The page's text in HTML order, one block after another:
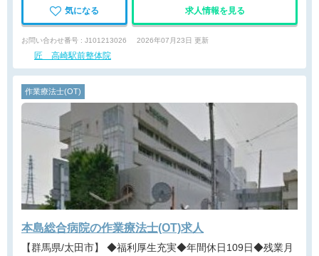
気になる 求人情報を見る
お問い合わせ番号 : J101213026 2026年07月23日 更新
匠 高崎駅前整体院
作業療法士(OT)
本島総合病院の作業療法士(OT)求人
【群馬県/太田市】 ◆福利厚生充実◆年間休日109日◆残業月